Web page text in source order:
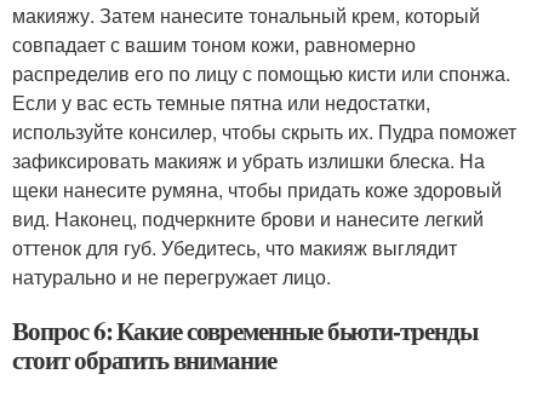
макияжу. Затем нанесите тональный крем, который
совпадает с вашим тоном кожи, равномерно
распределив его по лицу с помощью кисти или спонжа.
Если у вас есть темные пятна или недостатки,
используйте консилер, чтобы скрыть их. Пудра поможет
зафиксировать макияж и убрать излишки блеска. На
щеки нанесите румяна, чтобы придать коже здоровый
вид. Наконец, подчеркните брови и нанесите легкий
оттенок для губ. Убедитесь, что макияж выглядит
натурально и не перегружает лицо.
Вопрос 6: Какие современные бьюти-тренды
стоит обратить внимание